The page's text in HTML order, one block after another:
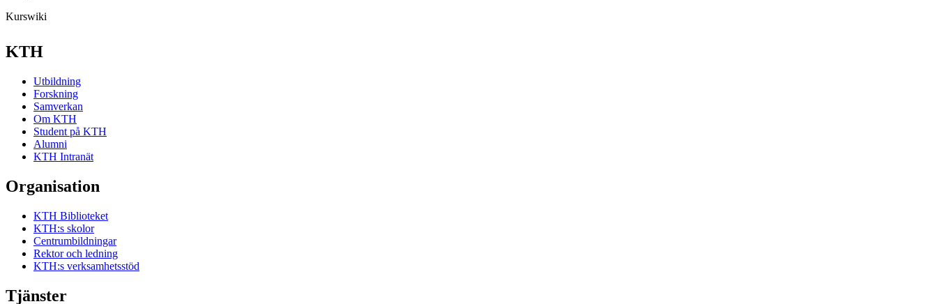
Kurswiki
KTH
Utbildning
Forskning
Samverkan
Om KTH
Student på KTH
Alumni
KTH Intranät
Organisation
KTH Biblioteket
KTH:s skolor
Centrumbildningar
Rektor och ledning
KTH:s verksamhetsstöd
Tjänster